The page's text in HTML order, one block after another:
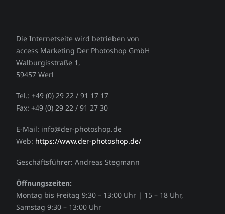
Die Internetseite wird betrieben von
access Marketing Der Photoshop GmbH
Walburgisstraße 1,
59457 Werl
Tel.: +49 (0) 29 22 / 91 17 17
Fax: +49 (0) 29 22 / 91 27 30
E-Mail: info@der-photoshop.de
Web: https://www.der-photoshop.de/
Geschäftsführer: Andreas Stegmann
Öffnungszeiten:
Montag bis Freitag 9:30 – 13:00 Uhr | 15 – 18 Uhr,
Samstag 9:30 – 13:00 Uhr